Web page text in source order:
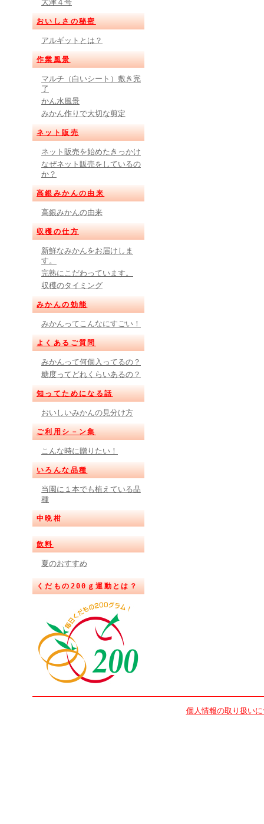
大津４号
おいしさの秘密
アルギットとは？
作業風景
マルチ（白いシート）敷き完
了
かん水風景
みかん作りで大切な剪定
ネット販売
ネット販売を始めたきっかけ
なぜネット販売をしているの
か？
高銀みかんの由来
高銀みかんの由来
収穫の仕方
新鮮なみかんをお届けしま
す。
完熟にこだわっています。
収穫のタイミング
みかんの効能
みかんってこんなにすごい！
よくあるご質問
みかんって何個入ってるの？
糖度ってどれくらいあるの？
知ってためになる話
おいしいみかんの見分け方
ご利用シ－ン集
こんな時に贈りたい！
いろんな品種
当園に１本でも植えている品
種
中晩柑
飲料
夏のおすすめ
くだもの200ｇ運動とは？
個人情報の取り扱い